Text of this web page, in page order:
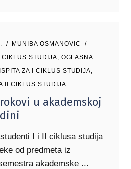
MUNIBA OSMANOVIC
II CIKLUS STUDIJA, OGLASNA
ZA I CIKLUS STUDIJA,
II CIKLUS STUDIJA
u akademskoj
I i II ciklusa studija
od predmeta iz
akademske